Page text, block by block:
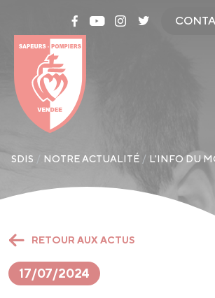
SDIS NOTRE ACTUALITÉ L'INFO DU
RETOUR AUX ACTUS
17/07/2024